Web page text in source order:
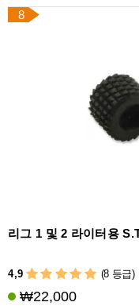
8
리그 1 및 2 라이터용
4,9 (8 등급)
₩22,000